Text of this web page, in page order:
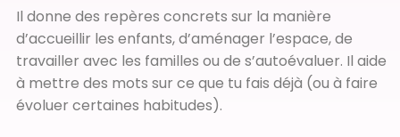
Il donne des repères concrets sur la manière
d’accueillir les enfants, d’aménager l’espace, de
travailler avec les familles ou de s’autoévaluer. Il aide
à mettre des mots sur ce que tu fais déjà (ou à faire
évoluer certaines habitudes).